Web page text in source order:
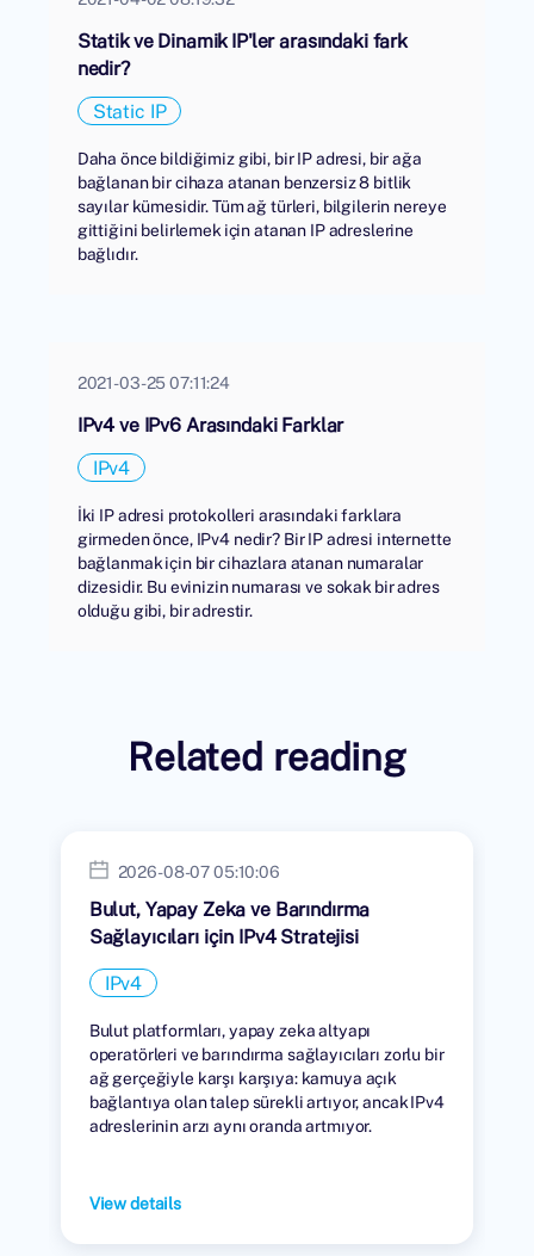
Statik ve Dinamik IP'ler arasındaki fark
nedir?
Static IP
Daha önce bildiğimiz gibi, bir IP adresi, bir ağa
bağlanan bir cihaza atanan benzersiz 8 bitlik
sayılar kümesidir. Tüm ağ türleri, bilgilerin nereye
gittiğini belirlemek için atanan IP adreslerine
bağlıdır.
2021-03-25 07:11:24
IPv4 ve IPv6 Arasındaki Farklar
IPv4
İki IP adresi protokolleri arasındaki farklara
girmeden önce, IPv4 nedir? Bir IP adresi internette
bağlanmak için bir cihazlara atanan numaralar
dizesidir. Bu evinizin numarası ve sokak bir adres
olduğu gibi, bir adrestir.
Related reading
2026-08-07 05:10:06
Bulut, Yapay Zeka ve Barındırma
Sağlayıcıları için IPv4 Stratejisi
IPv4
Bulut platformları, yapay zeka altyapı
operatörleri ve barındırma sağlayıcıları zorlu bir
ağ gerçeğiyle karşı karşıya: kamuya açık
bağlantıya olan talep sürekli artıyor, ancak IPv4
adreslerinin arzı aynı oranda artmıyor.
View details